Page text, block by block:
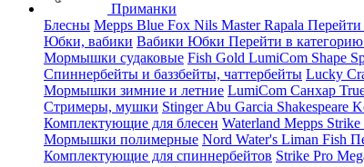
Приманки
Блесны Mepps Blue Fox Nils MasterRapala Перейти
Юбки, вабики Вабики Юбки Перейти в категорию
Мормышки судаковые Fish Gold LumiCom Shape
Спиннербейты и баззбейты, чаттербейты Lucky
Мормышки зимние и летние LumiCom Санхар
Стримеры, мушки StingerAbu Garcia Shakespeare
Комплектующие для блесен Waterland Mepps Strike
Мормышки полимерные Nord Water's Liman Fish
Комплектующие для спиннербейтов Strike Pro